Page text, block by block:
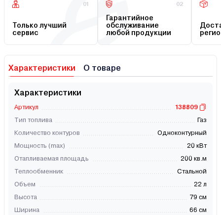
01
Только лучший
сервис
02
Гарантийное
обслуживание
любой продукции
Характеристики О товаре
Характеристики
Артикул
138809
Тип топлива
Газ
Количество контуров
Одноконтурный
Мощность (max)
20 кВт
Отапливаемая площадь
200 кв.м
Теплообменник
Стальной
Объем
22 л
Высота
79 см
Ширина
66 см